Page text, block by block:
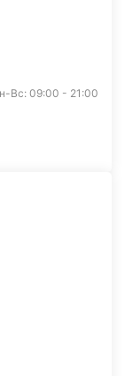
Вс: 09:00 - 21:00